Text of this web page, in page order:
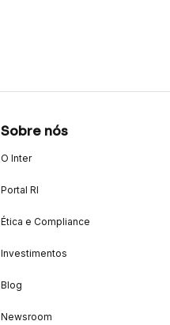
Sobre nós
O Inter
Portal RI
Ética e Compliance
Investimentos
Blog
Newsroom